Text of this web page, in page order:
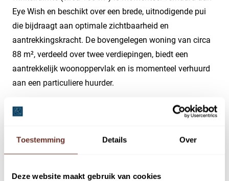
Toestemming Details Over
Deze website maakt gebruik van cookies
Eye Wish en beschikt over een brede, uitnodigende pui
die bijdraagt aan optimale zichtbaarheid en
aantrekkingskracht. De bovengelegen woning van circa
88 m², verdeeld over twee verdiepingen, biedt een
aantrekkelijk woonoppervlak en is momenteel verhuurd
aan een particuliere huurder.
Kenmerken van het object:
(VVO) bedraagt circa 241 m², verdeeld over winkel- en
woonruimte.